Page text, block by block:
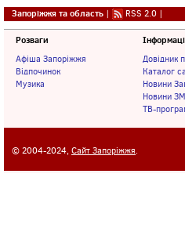
Запоріжжя та область | RSS 2.0 |
Розваги
Афіша Запоріжжя
Відпочинок
Музика
Довідник
Каталог
Новини
Новини
ТВ-
© 2004-2024, Сайт Запоріжжя.